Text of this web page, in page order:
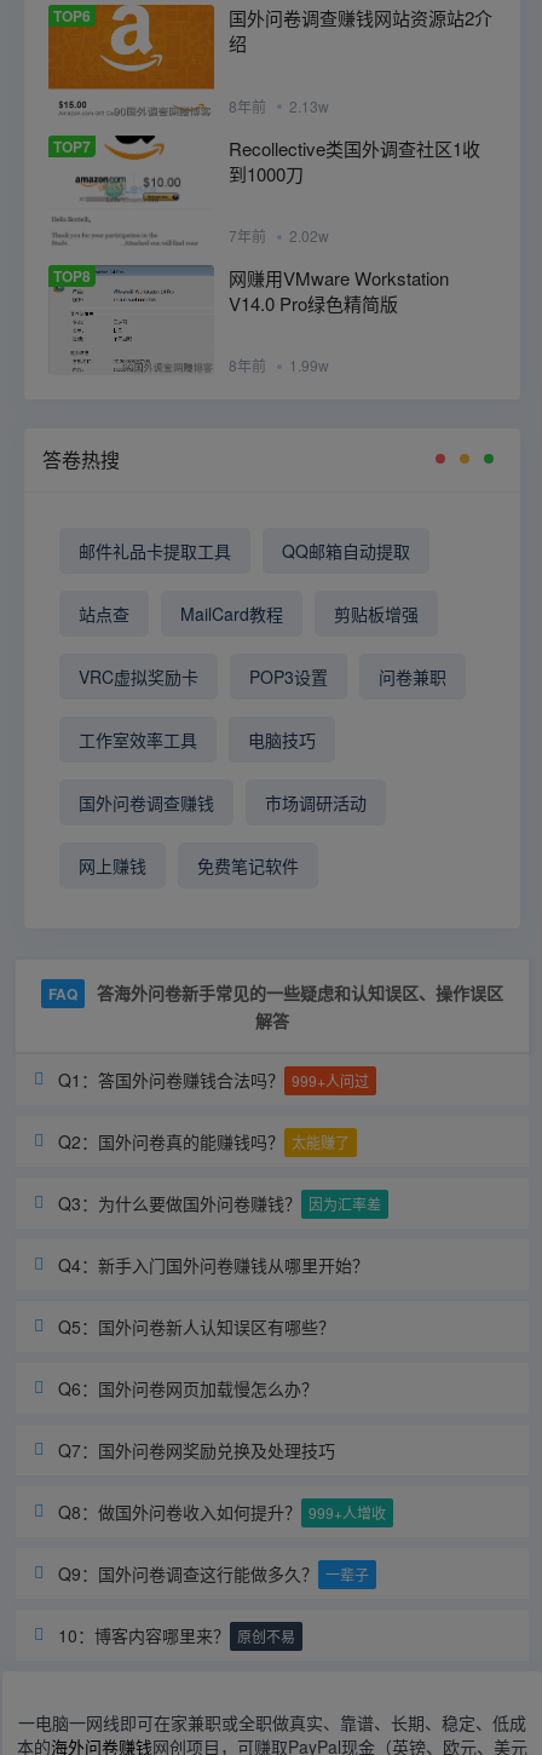
TOP6
国外问卷调查赚钱网站资源站2介
绍
8年前 2.13w
TOP7
Recollective类国外调查社区1收
到1000刀
7年前 2.02w
TOP8
网赚用VMware Workstation
V14.0 Pro绿色精简版
8年前 1.99w
答卷热搜
邮件礼品卡提取工具 QQ邮箱自动提取
站点查 MailCard教程 剪贴板增强
VRC虚拟奖励卡 POP3设置 问卷兼职
工作室效率工具 电脑技巧
国外问卷调查赚钱 市场调研活动
网上赚钱 免费笔记软件
FAQ
答海外问卷新手常见的一些疑虑和认知误区、操作误区
解答
Q1：答国外问卷赚钱合法吗？ 999+人问过

Q2：国外问卷真的能赚钱吗？ 太能赚了

Q3：为什么要做国外问卷赚钱？ 因为汇率差

Q4：新手入门国外问卷赚钱从哪里开始？

Q5：国外问卷新人认知误区有哪些？

Q6：国外问卷网页加载慢怎么办？

Q7：国外问卷网奖励兑换及处理技巧

Q8：做国外问卷收入如何提升？ 999+人增收

Q9：国外问卷调查这行能做多久？ 一辈子

10：博客内容哪里来？ 原创不易

一电脑一网线即可在家兼职或全职做真实、靠谱、长期、稳定、低成
本的海外问卷赚钱网创项目，可赚取PayPal现金（英镑、欧元、美元